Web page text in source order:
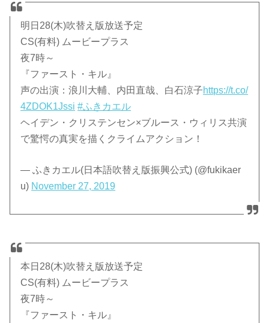
明日28(木)吹替え版放送予定
CS(有料) ムービープラス
夜7時～
『ファースト・キル』
声の出演：浪川大輔、内田直哉、白石涼子https://t.co/
4ZDOK1Jssi #ふきカエル
ヘイデン・クリステンセン×ブルース・ウィリス共演
で驚愕の真実を描くクライムアクション！
— ふきカエル(日本語吹替え版振興公式) (@fukikaer
u) November 27, 2019
本日28(木)吹替え版放送予定
CS(有料) ムービープラス
夜7時～
『ファースト・キル』